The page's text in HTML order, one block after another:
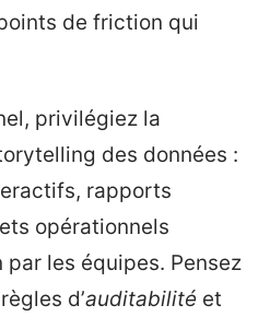
de friction qui
privilégiez la
des données :
rapports
opérationnels
par les équipes. Pensez
d’auditabilité et